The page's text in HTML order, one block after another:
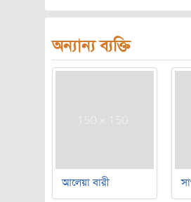
অন্যান্য ব্যক্তি
আলেয়া বারী